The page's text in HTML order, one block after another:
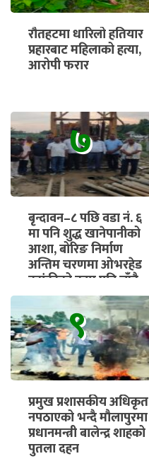
रौतहटमा धारिलो हतियार
प्रहारबाट महिलाको हत्या,
आरोपी फरार
७
बृन्दावन–८ पछि वडा नं. ६
मा पनि शुद्ध खानेपानीको
आशा, बोरिङ निर्माण
अन्तिम चरणमा ओभरहेड
ट्यांकीको काम पनि चाँडै
सुरु हुने ९
प्रमुख प्रशासकीय अधिकृत
नपठाएको भन्दै मौलापुरमा
प्रधानमन्त्री बालेन्द्र शाहको
पुतला दहन